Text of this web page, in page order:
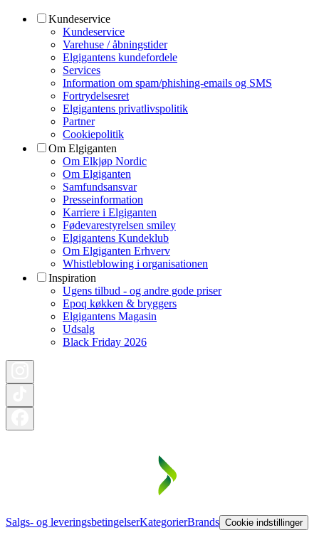
Kundeservice
Kundeservice
Varehuse / åbningstider
Elgigantens kundefordele
Services
Information om spam/phishing-emails og SMS
Fortrydelsesret
Elgigantens privatlivspolitik
Partner
Cookiepolitik
Om Elgiganten
Om Elkjøp Nordic
Om Elgiganten
Samfundsansvar
Presseinformation
Karriere i Elgiganten
Fødevarestyrelsen smiley
Elgigantens Kundeklub
Om Elgiganten Erhverv
Whistleblowing i organisationen
Inspiration
Ugens tilbud - og andre gode priser
Epoq køkken & bryggers
Elgigantens Magasin
Udsalg
Black Friday 2026
Salgs- og leveringsbetingelserKategorierBrands Cookie indstillinger